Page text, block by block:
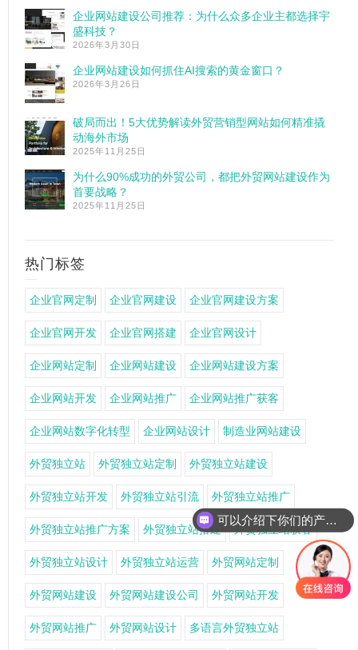
企业网站建设公司推荐：为什么众多企业主都选择宇
盛科技？
2026年3月30日
企业网站建设如何抓住AI搜索的黄金窗口？
2026年3月26日
破局而出！5大优势解读外贸营销型网站如何精准撬
动海外市场
2025年11月25日
为什么90%成功的外贸公司，都把外贸网站建设作为
首要战略？
2025年11月25日
热门标签
企业官网定制 企业官网建设 企业官网建设方案
企业官网开发 企业官网搭建 企业官网设计
企业网站定制 企业网站建设 企业网站建设方案
企业网站开发 企业网站推广 企业网站推广获客
企业网站数字化转型 企业网站设计 制造业网站建设
外贸独立站 外贸独立站定制 外贸独立站建设
外贸独立站开发 外贸独立站引流 外贸独立站推广
外贸独立站推广方案 外贸独立站搭建 外贸独立站获客
外贸独立站设计 外贸独立站运营 外贸网站定制
外贸网站建设 外贸网站建设公司 外贸网站开发
外贸网站推广 外贸网站设计 多语言外贸独立站
可以介绍下你们的产品么